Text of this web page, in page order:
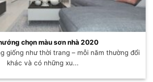
chọn màu sơn nhà 2020
giống như thời trang – mỗi năm thường đổi
khác và có những xu...